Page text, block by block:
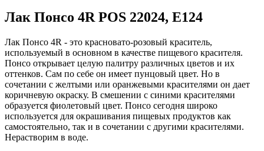
Лак Понсо 4R POS 22024, Е124
Лак Понсо 4R - это красновато-розовый краситель,
используемый в основном в качестве пищевого красителя.
Понсо открывает целую палитру различных цветов и их
оттенков. Сам по себе он имеет пунцовый цвет. Но в
сочетании с желтыми или оранжевыми красителями он дает
коричневую окраску. В смешении с синими красителями
образуется фиолетовый цвет. Понсо сегодня широко
используется для окрашивания пищевых продуктов как
самостоятельно, так и в сочетании с другими красителями.
Нерастворим в воде.